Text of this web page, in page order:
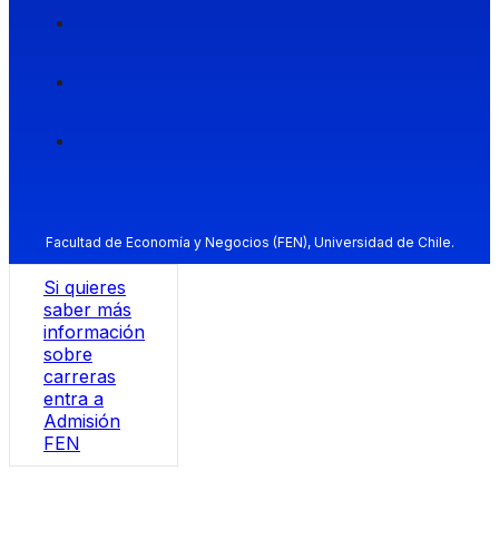
Facultad de Economía y Negocios (FEN), Universidad de Chile.
Si quieres
saber más
información
sobre
carreras
entra a
Admisión
FEN